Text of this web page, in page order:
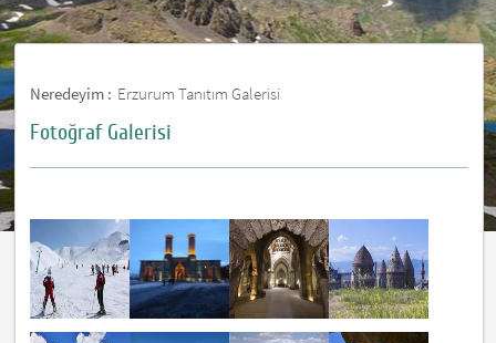
Neredeyim : Erzurum Tanıtım Galerisi
Fotoğraf Galerisi